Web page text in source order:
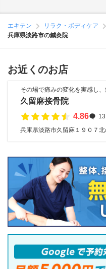
エキテン リラク・ボディケア
兵庫県淡路市の鍼灸院
お近くのお店
その場で痛みの変化を実感し
久留麻接骨院
4.86
兵庫県淡路市久留麻１９０７